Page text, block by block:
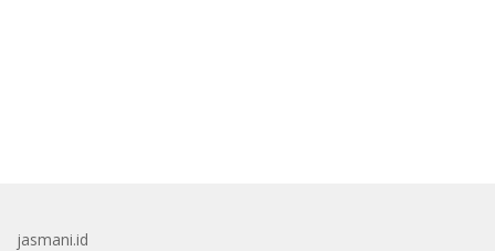
jasmani.id